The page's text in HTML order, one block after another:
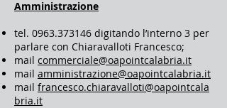
​Amministrazione
tel. 0963.373146 digitando l’interno 3 per
parlare con Chiaravalloti Francesco;
mail commerciale@oapointcalabria.it
mail amministrazione@oapointcalabria.it
mail francesco.chiaravalloti@oapointcala
bria.it